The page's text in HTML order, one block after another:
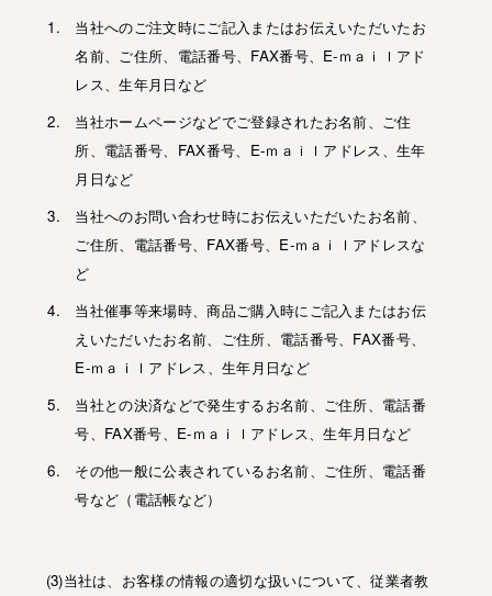
当社へのご注文時にご記入またはお伝えいただいたお
名前、ご住所、電話番号、FAX番号、E-ｍａｉｌアド
レス、生年月日など
当社ホームページなどでご登録されたお名前、ご住
所、電話番号、FAX番号、E-ｍａｉｌアドレス、生年
月日など
当社へのお問い合わせ時にお伝えいただいたお名前、
ご住所、電話番号、FAX番号、E-ｍａｉｌアドレスな
ど
当社催事等来場時、商品ご購入時にご記入またはお伝
えいただいたお名前、ご住所、電話番号、FAX番号、
E-ｍａｉｌアドレス、生年月日など
当社との決済などで発生するお名前、ご住所、電話番
号、FAX番号、E-ｍａｉｌアドレス、生年月日など
その他一般に公表されているお名前、ご住所、電話番
号など（電話帳など）
(3)当社は、お客様の情報の適切な扱いについて、従業者教